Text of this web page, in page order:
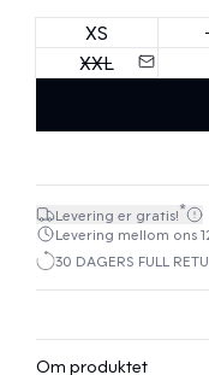
XS
XXL
Levering er gratis!*
Levering mellom ons
30 DAGERS FULL
Om produktet